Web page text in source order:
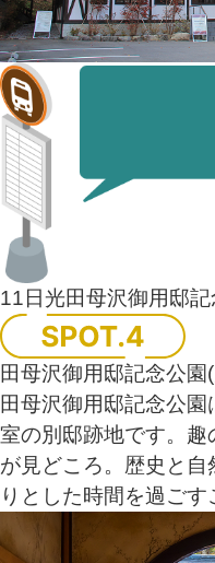
11日光田母沢御用邸記
田母沢御用邸記念公園
田母沢御用邸記念公
室の別邸跡地です。趣
が見どころ。歴史と
りとした時間を過ごす